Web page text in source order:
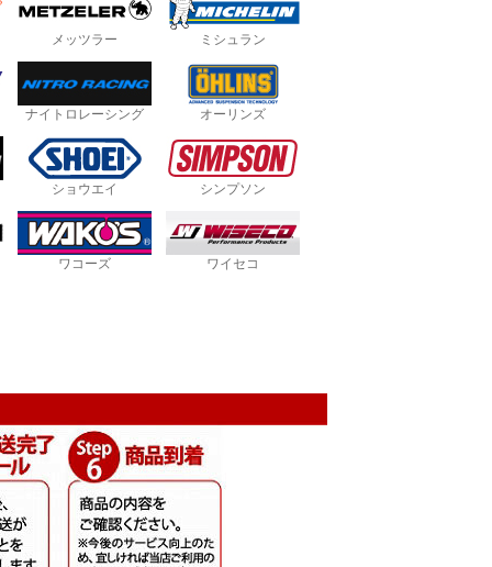
メッツラー ミシュラン
ナイトロレーシング オーリンズ
ショウエイ シンプソン
ワコーズ ワイセコ